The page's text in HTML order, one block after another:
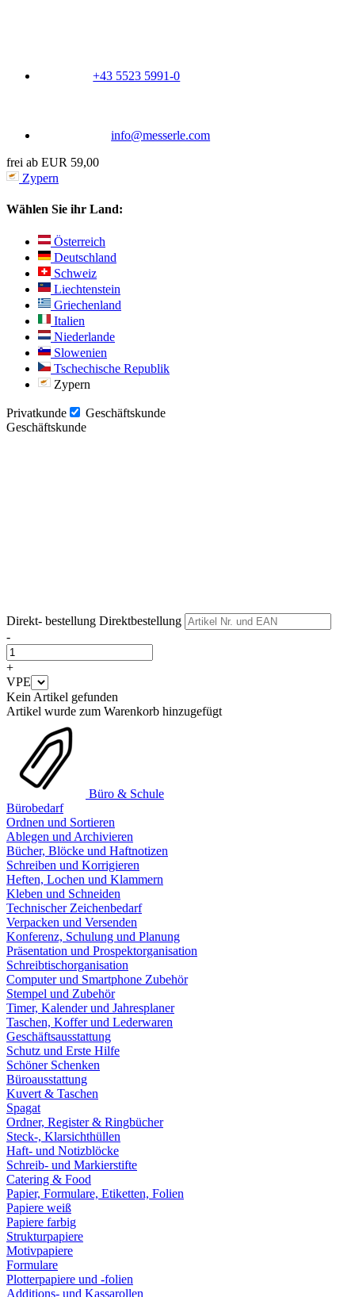
+43 5523 5991-0
info@messerle.com
frei ab EUR 59,00
Zypern
Wählen Sie ihr Land:
Österreich
Deutschland
Schweiz
Liechtenstein
Griechenland
Italien
Niederlande
Slowenien
Tschechische Republik
Zypern
Privatkunde
Geschäftskunde
Geschäftskunde
Direkt- bestellung Direktbestellung
-
+
VPE
Kein Artikel gefunden
Artikel wurde zum Warenkorb hinzugefügt
Büro & Schule
Bürobedarf
Ordnen und Sortieren
Ablegen und Archivieren
Bücher, Blöcke und Haftnotizen
Schreiben und Korrigieren
Heften, Lochen und Klammern
Kleben und Schneiden
Technischer Zeichenbedarf
Verpacken und Versenden
Konferenz, Schulung und Planung
Präsentation und Prospektorganisation
Schreibtischorganisation
Computer und Smartphone Zubehör
Stempel und Zubehör
Timer, Kalender und Jahresplaner
Taschen, Koffer und Lederwaren
Geschäftsausstattung
Schutz und Erste Hilfe
Schöner Schenken
Büroausstattung
Kuvert & Taschen
Spagat
Ordner, Register & Ringbücher
Steck-, Klarsichthüllen
Haft- und Notizblöcke
Schreib- und Markierstifte
Catering & Food
Papier, Formulare, Etiketten, Folien
Papiere weiß
Papiere farbig
Strukturpapiere
Motivpapiere
Formulare
Plotterpapiere und -folien
Additions- und Kassarollen